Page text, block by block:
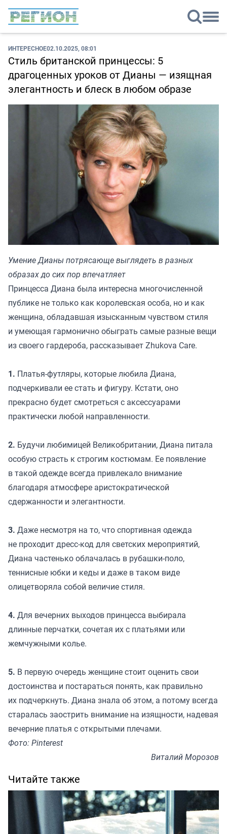
ИНТЕРЕСНОЕ02.10.2025, 08:01
Стиль британской принцессы: 5
драгоценных уроков от Дианы — изящная
элегантность и блеск в любом образе
Умение Дианы потрясающе выглядеть в разных
образах до сих пор впечатляет
Принцесса Диана была интересна многочисленной
публике не только как королевская особа, но и как
женщина, обладавшая изысканным чувством стиля
и умеющая гармонично обыграть самые разные вещи
из своего гардероба, рассказываетZhukova Care.
1. Платья-футляры, которые любила Диана,
подчеркивали ее стать и фигуру. Кстати, оно
прекрасно будет смотреться с аксессуарами
практически любой направленности.
2. Будучи любимицей Великобритании, Диана питала
особую страсть к строгим костюмам. Ее появление
в такой одежде всегда привлекало внимание
благодаря атмосфере аристократической
сдержанности и элегантности.
3. Даже несмотря на то, что спортивная одежда
не проходит дресс-код для светских мероприятий,
Диана частенько облачалась в рубашки-поло,
теннисные юбки и кеды и даже в таком виде
олицетворяла собой величие стиля.
4. Для вечерних выходов принцесса выбирала
длинные перчатки, сочетая их с платьями или
жемчужными колье.
5. В первую очередь женщине стоит оценить свои
достоинства и постараться понять, как правильно
их подчеркнуть. Диана знала об этом, а потому всегда
старалась заострить внимание на изящности, надевая
вечерние платья с открытыми плечами.
Фото: Pinterest
Виталий Морозов
Читайте также